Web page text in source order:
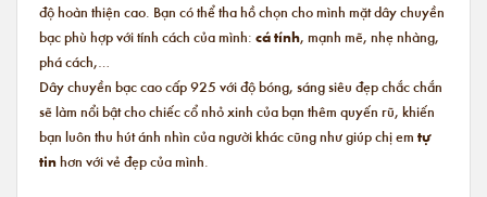
độ hoàn thiện cao. Bạn có thể tha hồ chọn cho mình mặt dây chuyền
bạc phù hợp với tính cách của mình: cá tính, mạnh mẽ, nhẹ nhàng,
phá cách,…
Dây chuyền bạc cao cấp 925 với độ bóng, sáng siêu đẹp chắc chắn
sẽ làm nổi bật cho chiếc cổ nhỏ xinh của bạn thêm quyến rũ, khiến
bạn luôn thu hút ánh nhìn của người khác cũng như giúp chị em tự
tinhơn với vẻ đẹp của mình.